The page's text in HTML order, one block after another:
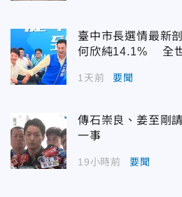
臺中市長選情最新
何欣純14.1% 全
1天前 要聞
傳石崇良、姜至剛
一事
19小時前 要聞